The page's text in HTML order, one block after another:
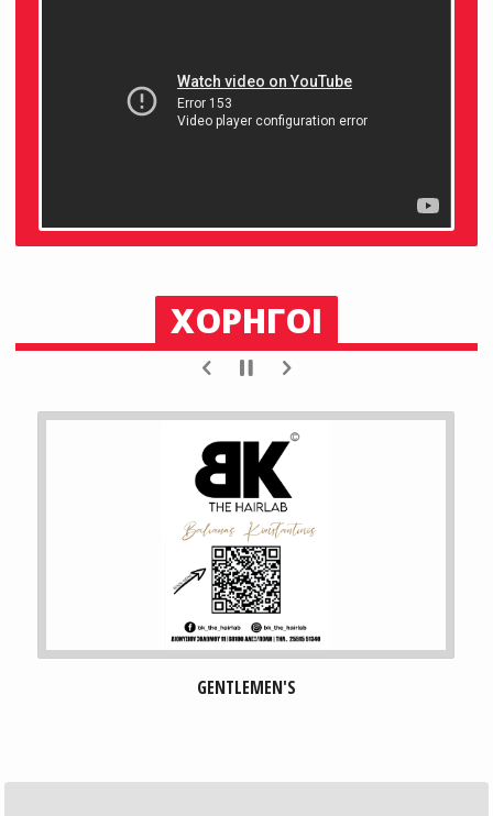
ΧΟΡΗΓΟΙ
GENTLEMEN'S